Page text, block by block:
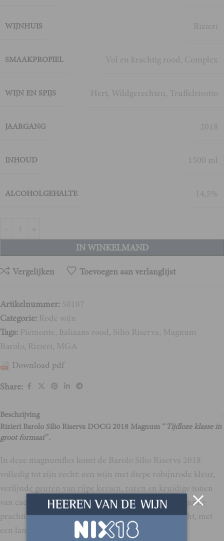
WIJNHUIS Rizieri
SMAAKPROFIEL Vol en krachtig rood, Complex
WIJN EN SPIJS Hert, Wildgerechten, Truffelrisotto
JAARGANG 2018
INHOUD 1500 ml
ALCOHOLGEHALTE 14,5%
IN WINKELMAND
Vergelijken
Toevoegen aan verlanglijst
Artikelnummer: 50107
Categorie: Rode wijn
Tags: Piemonte, Italiaans rood, Silio Riserva, Magnum
Barolo, Rizieri, MGA
Download pdf
Share:
Beschrijving
Rizieri Barolo Silio Riserva DOCG 2018 Magnum “Tijdloze klasse in
groot formaat”.
In deze magnumfles komt de Barolo Silio Riserva 2018
volledig tot zijn recht: een wijn met diepe robijnrode kleur,
verfijnde geuren van rijpe kersen, rozen en kruidige tonen
van cacao en tabak, en een smaak die kracht en elegantie
prachtig verenigt. De structuur is rijk en fluweelzacht, met
een lange, evenwichtige afdronk.